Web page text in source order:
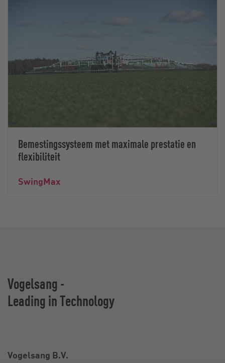
Bemestingssysteem met maximale prestatie en
flexibiliteit
SwingMax
Vogelsang -
Leading in Technology
Vogelsang B.V.